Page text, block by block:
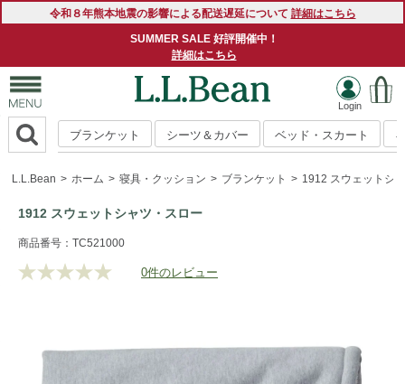
令和８年熊本地震の影響による配送遅延について 詳細はこちら
SUMMER SALE 好評開催中！
詳細はこちら
ブランケット シーツ＆カバー ベッド・スカート
L.L.Bean ホーム 寝具・クッション ブランケット 1912 スウェットシ
1912 スウェットシャツ・スロー
https://www.llbean.co.jp/homegoods/bedding/blankets/g/
商品番号：TC521000
評
同
じ
0件のレビュー